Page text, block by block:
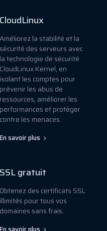
CloudLinux
Améliorez la stabilité et la
sécurité des serveurs avec
la technologie de sécurité
CloudLinux Kernel, en
isolant les comptes pour
prévenir les abus de
ressources, améliorer les
performances et protéger
contre les menaces.
En savoir plus
SSL gratuit
Obtenez des certificats SSL
illimités pour tous vos
domaines sans frais.